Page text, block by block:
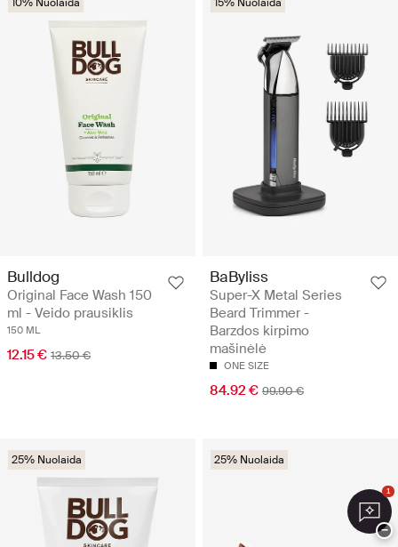
Bulldog
Original Face Wash 150
ml - Veido prausiklis
150 ML
12.15 € 13.50 €
BaByliss
Super-X Metal Series
Beard Trimmer -
Barzdos kirpimo
mašinėlė
ONE SIZE
84.92 € 99.90 €
25% Nuolaida 25% Nuolaida
1
−